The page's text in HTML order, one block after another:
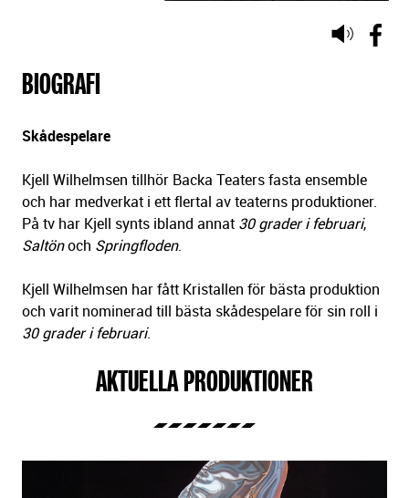
Lyssna
BIOGRAFI
Skådespelare
Kjell Wilhelmsen tillhör Backa Teaters fasta ensemble
och har medverkat i ett flertal av teaterns produktioner.
På tv har Kjell synts ibland annat 30 grader i februari,
Saltönoch Springfloden.
Kjell Wilhelmsen har fått Kristallen för bästa produktion
och varit nominerad till bästa skådespelare för sin roll i
30 grader i februari.
AKTUELLA PRODUKTIONER